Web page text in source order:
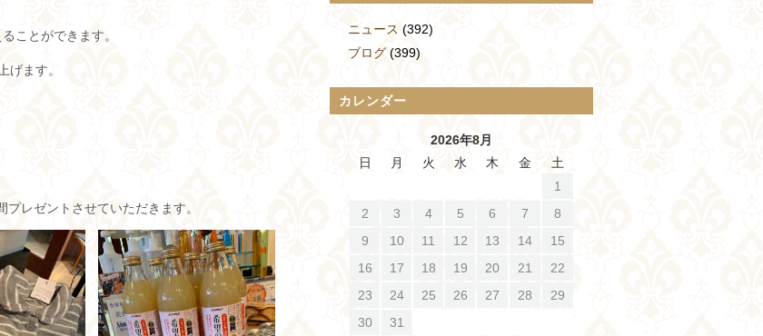
ことができます。
げます。
レゼントさせていただきます。
ニュース (392)
ブログ(399)
カレンダー
2026年8月
日
月 火 水 木 金
土
1
2
3 4 5 6 7
8
9
10 11 12 13 14
15
16
17 18 19 20 21
22
23
24 25 26 27 28
29
30
31